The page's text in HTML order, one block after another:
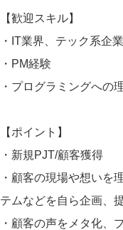
【歓迎スキル】
・IT業界、テック系企
・PM経験
・プログラミングへの
【ポイント】
・新規PJT/顧客獲得
・顧客の現場や想いを
テムなどを自ら企画、
・顧客の声をメタ化、